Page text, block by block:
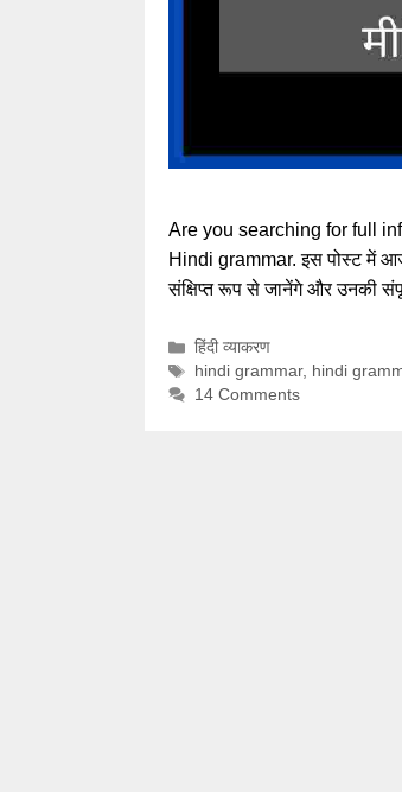
Are you searching for full
Hindi grammar. इस पोस्ट में
संक्षिप्त रूप से जानेंगे और उनकी
Categories
हिंदी व्याकरण
Tags
hindi grammar, hindi
14 Comments